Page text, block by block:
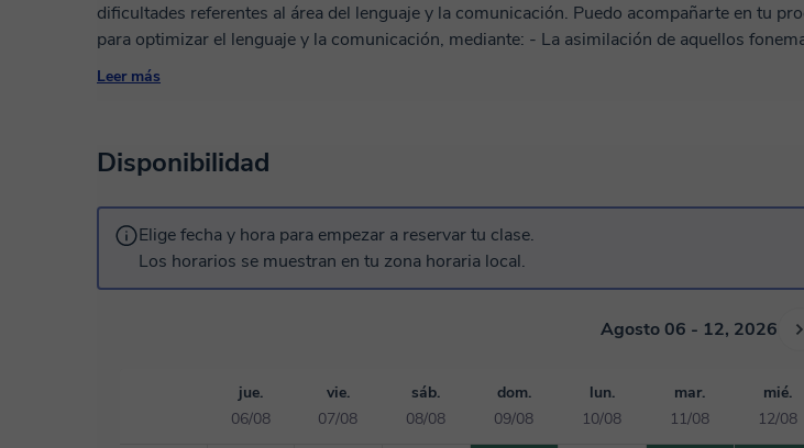
dificultades referentes al área del lenguaje y la comunicación. Puedo acompañarte en tu proceso
para optimizar el lenguaje y la comunicación, mediante: - La asimilación de aquellos fonemas
que te resultan problemáticos en la pronunciación. - En la adquisición y en la mejora de la lectura
incorporar la respiración adecuada para el discurso, entre otros. Con el objetivo de lograr un
de expresarte tanto de forma verbal como escrita. En las clases se emplean métodos didácticos
y personalizados acorde a las necesidades y problemáticas de cada estudiante, así como
aprendizaje y/o técnica brindada. El material de estudio se envía con anticipación en formato
aprendizaje y evolución.
Leer más
Disponibilidad
Elige fecha y hora para empezar a reservar tu clase.
Los horarios se muestran en tu zona horaria local.
Agosto 06 - 12, 2026
jue.
06/08
vie.
07/08
sáb.
08/08
dom.
09/08
lun.
10/08
mar.
11/08
mié.
12/08